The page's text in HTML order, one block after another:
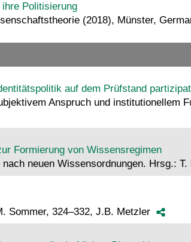
Politisierung
(2018), Münster,
auf dem Prüfstand
Anspruch und institutionellem
Formierung von Wissensregimen
neuen Wissensordnungen. Hrsg.:
Sommer, 324–332, J.B. Metzler